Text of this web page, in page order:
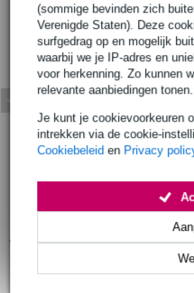
(sommige bevinden zich
Verenigde Staten). Deze
surfgedrag op en mogelijk
waarbij we je IP-adres en
voor herkenning. Zo kunnen
relevante aanbiedingen tonen.
Je kunt je cookievoorkeuren
intrekken via de cookie-
Cookiebeleid en Privacy